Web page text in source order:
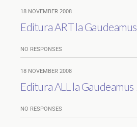
18 NOVEMBER 2008
Editura ART la
NO RESPONSES
18 NOVEMBER 2008
Editura ALL la
NO RESPONSES